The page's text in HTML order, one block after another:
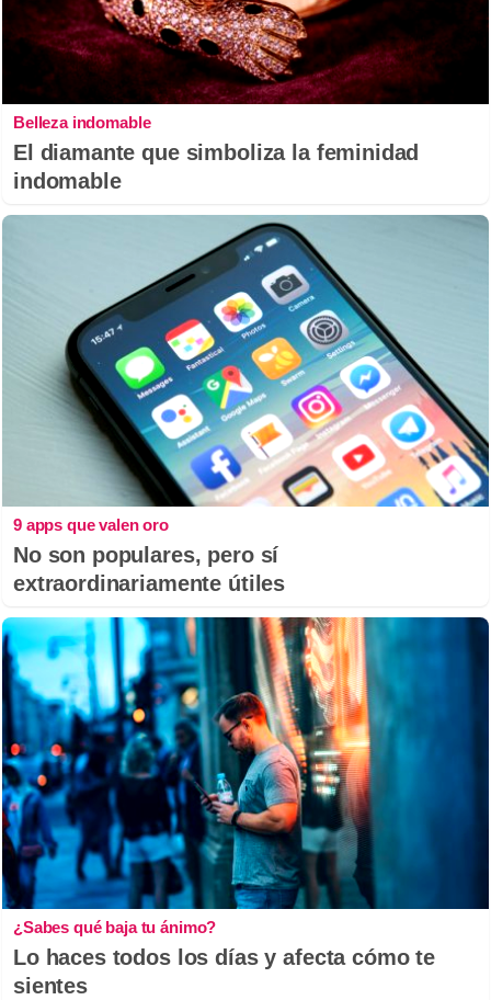
Belleza indomable
El diamante que simboliza la feminidad
indomable
9 apps que valen oro
No son populares, pero sí
extraordinariamente útiles
¿Sabes qué baja tu ánimo?
Lo haces todos los días y afecta cómo te
sientes